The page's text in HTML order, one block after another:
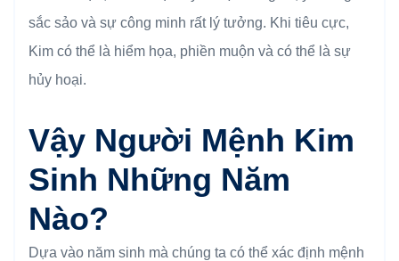
sắc sảo và sự công minh rất lý tưởng. Khi tiêu cực,
Kim có thể là hiểm họa, phiền muộn và có thể là sự
hủy hoại.
Vậy Người Mệnh Kim
Sinh Những Năm
Nào?
Dựa vào năm sinh mà chúng ta có thể xác định mệnh